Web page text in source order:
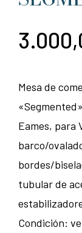
Mesa de
Eames, para
barco/
bordes/
tubular de
Condición: